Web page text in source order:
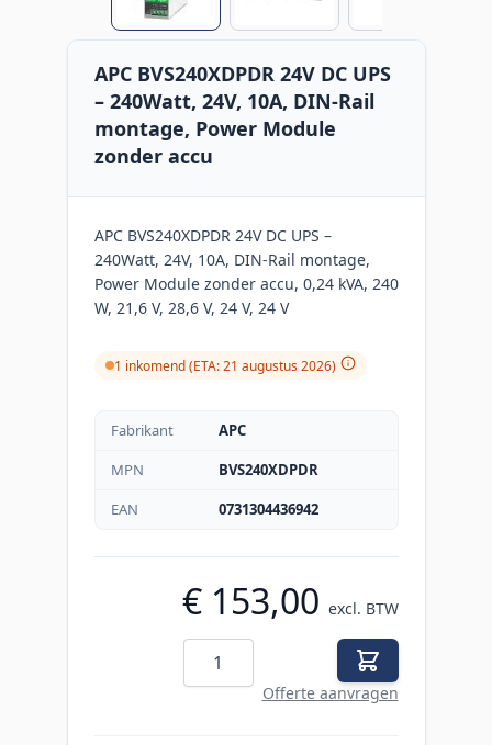
APC BVS240XDPDR 24V DC UPS
– 240Watt, 24V, 10A, DIN-Rail
montage, Power Module
zonder accu
APC BVS240XDPDR 24V DC UPS –
240Watt, 24V, 10A, DIN-Rail montage,
Power Module zonder accu, 0,24 kVA, 240
W, 21,6 V, 28,6 V, 24 V, 24 V
1 inkomend (ETA: 21 augustus 2026)
Fabrikant
APC
MPN
BVS240XDPDR
EAN
0731304436942
€ 153,00 excl. BTW
Aantal
Offerte aanvragen